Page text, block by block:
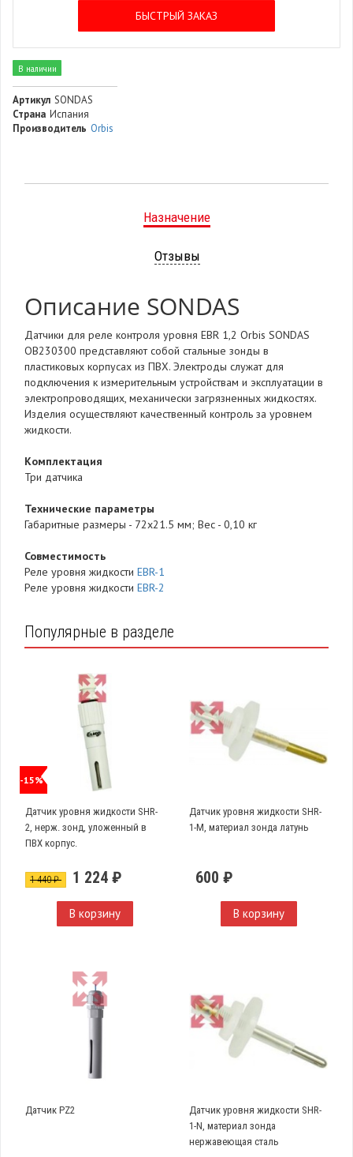
БЫСТРЫЙ ЗАКАЗ
В наличии
Артикул SONDAS
Страна Испания
Производитель Orbis
Назначение
Отзывы
Описание SONDAS
Датчики для реле контроля уровня EBR 1,2 Orbis SONDAS
OB230300 представляют собой стальные зонды в
пластиковых корпусах из ПВХ. Электроды служат для
подключения к измерительным устройствам и эксплуатации в
электропроводящих, механически загрязненных жидкостях.
Изделия осуществляют качественный контроль за уровнем
жидкости.
Комплектация
Три датчика
Технические параметры
Габаритные размеры - 72х21.5 мм; Вес - 0,10 кг
Совместимость
Реле уровня жидкости EBR-1
Реле уровня жидкости EBR-2
Популярные в разделе
-15%
Датчик уровня жидкости SHR-
2, нерж. зонд, уложенный в
ПВХ корпус.
1 440 ₽ 1 224 ₽
В корзину
Датчик уровня жидкости SHR-
1-M, материал зонда латунь
600 ₽
В корзину
Датчик PZ2
Датчик уровня жидкости SHR-
1-N, материал зонда
нержавеющая сталь